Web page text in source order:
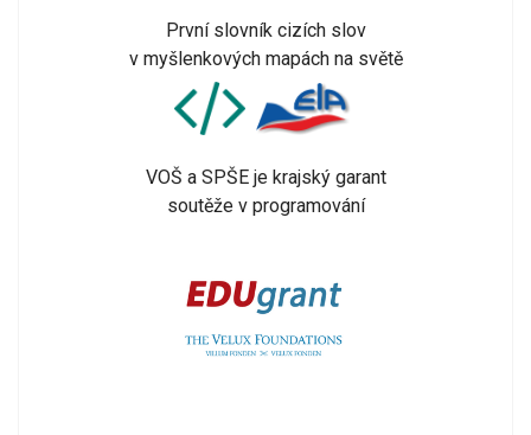
První slovník cizích slov
v myšlenkových mapách na světě
VOŠ a SPŠE je krajský garant
soutěže v programování